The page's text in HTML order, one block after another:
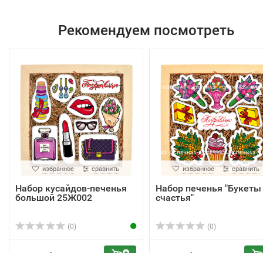
Рекомендуем посмотреть
избранное сравнить
Набор кусайдов-печенья
большой 25Ж002
(0)
избранное сравнить
Набор печенья "Букеты
счастья"
(0)